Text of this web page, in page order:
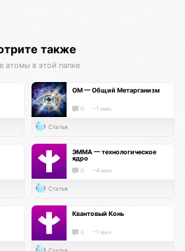
также
атомы в этой папке
ОМ — Общий Метарганизм
0 ~1 мин.
Статья
ЭММА — технологическое
ядро
0 ~4 мин.
Статья
Квантовый Конь
0 ~1 мин.